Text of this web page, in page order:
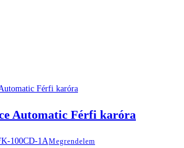
Automatic Férfi karóra
100CD-1AMegrendelem